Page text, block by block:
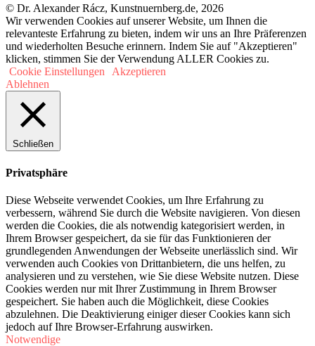
© Dr. Alexander Rácz, Kunstnuernberg.de, 2026
Wir verwenden Cookies auf unserer Website, um Ihnen die
relevanteste Erfahrung zu bieten, indem wir uns an Ihre Präferenzen
und wiederholten Besuche erinnern. Indem Sie auf "Akzeptieren"
klicken, stimmen Sie der Verwendung ALLER Cookies zu.
Cookie Einstellungen
Akzeptieren
Ablehnen
Schließen
Privatsphäre
Diese Webseite verwendet Cookies, um Ihre Erfahrung zu
verbessern, während Sie durch die Website navigieren. Von diesen
werden die Cookies, die als notwendig kategorisiert werden, in
Ihrem Browser gespeichert, da sie für das Funktionieren der
grundlegenden Anwendungen der Webseite unerlässlich sind. Wir
verwenden auch Cookies von Drittanbietern, die uns helfen, zu
analysieren und zu verstehen, wie Sie diese Website nutzen. Diese
Cookies werden nur mit Ihrer Zustimmung in Ihrem Browser
gespeichert. Sie haben auch die Möglichkeit, diese Cookies
abzulehnen. Die Deaktivierung einiger dieser Cookies kann sich
jedoch auf Ihre Browser-Erfahrung auswirken.
Notwendige